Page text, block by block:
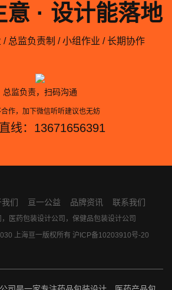
· 设计能落地
总监负责制 / 小组作业 / 长期协作
总监负责，扫码沟通
作，加下微信听听建议也无妨
线：13671656391
们 亘一公益 品牌资讯 联系我们
医药包装设计公司，保健品包装设计公司
上海亘一版权所有 沪ICP备10203910号-20